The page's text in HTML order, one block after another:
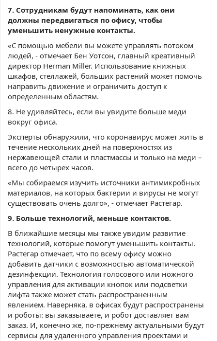
7. Сотрудникам будут напоминать, как они
должны передвигаться по офису, чтобы
уменьшить ненужные контакты.
«С помощью мебели вы можете управлять потоком
людей, - отмечает Бен Уотсон, главный креативный
директор Herman Miller. Использование книжных
шкафов, стеллажей, больших растений может помочь
направить движение и ограничить доступ к
определенным областям.
8. Не удивляйтесь, если вы увидите больше меди
вокруг офиса.
Эксперты обнаружили, что коронавирус может жить в
течение нескольких дней на поверхностях из
нержавеющей стали и пластмассы и только на меди –
всего до четырех часов.
«Мы собираемся изучить источники антимикробных
материалов, на которых бактерии и вирусы не могут
существовать очень долго», - отмечает Растегар.
9. Больше технологий, меньше контактов.
В ближайшие месяцы мы также увидим развитие
технологий, которые помогут уменьшить контакты.
Растегар отмечает, что по всему офису можно
добавить датчики с возможностью автоматической
дезинфекции. Технология голосового или ножного
управления для активации кнопок или подсветки
лифта также может стать распространенным
явлением. Наверняка, в офисах будут распространены
и роботы: вы заказываете, и робот доставляет вам
заказ. И, конечно же, по-прежнему актуальными будут
сервисы для удаленного управления проектами и